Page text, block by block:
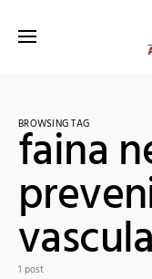
BROWSING TAG
faina
1 post